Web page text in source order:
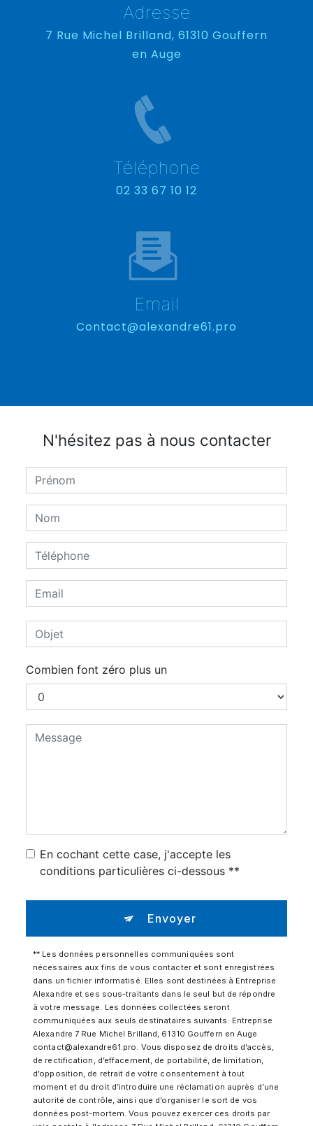
Adresse
7 Rue Michel Brilland, 61310 Gouffern
en Auge
Téléphone
02 33 67 10 12
Email
contact@alexandre61.pro
N'hésitez pas à nous contacter
Combien font zéro plus un
En cochant cette case, j'accepte les
conditions particulières ci-dessous **
Envoyer
** Les données personnelles communiquées sont
nécessaires aux fins de vous contacter et sont enregistrées
dans un fichier informatisé. Elles sont destinées à Entreprise
Alexandre et ses sous-traitants dans le seul but de répondre
à votre message. Les données collectées seront
communiquées aux seuls destinataires suivants: Entreprise
Alexandre 7 Rue Michel Brilland, 61310 Gouffern en Auge
contact@alexandre61.pro. Vous disposez de droits d’accès,
de rectification, d’effacement, de portabilité, de limitation,
d’opposition, de retrait de votre consentement à tout
moment et du droit d’introduire une réclamation auprès d’une
autorité de contrôle, ainsi que d’organiser le sort de vos
données post-mortem. Vous pouvez exercer ces droits par